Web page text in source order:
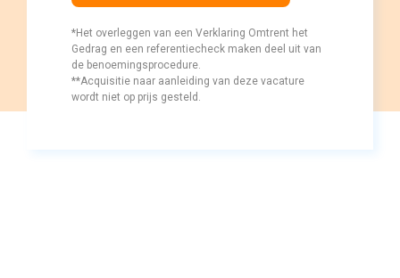
*Het overleggen van een Verklaring Omtrent het
Gedrag en een referentiecheck maken deel uit van
de benoemingsprocedure.
**Acquisitie naar aanleiding van deze vacature
wordt niet op prijs gesteld.